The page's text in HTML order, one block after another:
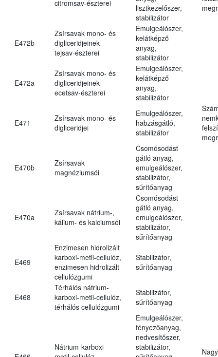
citromsav-észterei
lisztkezelőszer,
stabilizátor
E472b
Zsírsavak mono- és
digliceridjeinek
tejsav-észterei
Emulgeálószer,
kelátképző
anyag,
stabilizátor
E472a
Zsírsavak mono- és
digliceridjeinek
ecetsav-észterei
Emulgeálószer,
kelátképző
anyag,
stabilizátor
E471
Zsírsavak mono- és
digliceridjei
Emulgeálószer,
habzásgátló,
stabilizátor
E470b
Zsírsavak
magnéziumsói
Csomósodást
gátló anyag,
emulgeálószer,
stabilizátor,
sűrítőanyag
E470a
Zsírsavak nátrium-,
kálium- és kalciumsói
Csomósodást
gátló anyag,
emulgeálószer,
stabilizátor,
sűrítőanyag
E469
Enzimesen hidrolizált
karboxi-metil-cellulóz,
enzimesen hidrolizált
cellulózgumi
Stabilizátor,
sűrítőanyag
E468
Térhálós nátrium-
karboxi-metil-cellulóz,
térhálós cellulózgumi
Stabilizátor,
sűrítőanyag
Nátrium-karboxi-
Emulgeálószer,
fényezőanyag,
nedvesítőszer,
stabilizátor,